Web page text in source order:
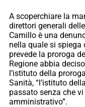
A scoperchiare la
direttori generali
Camillo è una
nella quale si spiega
prevede la proroga
Regione abbia
l’istituto della
Sanità, “l’istituto
passato senza che
amministrativo”.